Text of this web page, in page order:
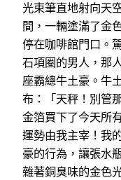
光束筆直地射向天
間，一輛塗滿了金
停在咖啡館門口。
石項圈的男人，那
座霸總牛土豪。牛
布：「天秤！別管
金箔買下了今天所
運勢由我主宰！我
豪的行為，讓張水
雜著銅臭味的金色